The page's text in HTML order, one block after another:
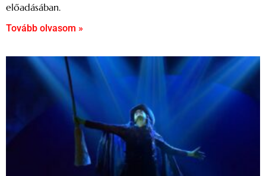
előadásában.
Tovább olvasom »